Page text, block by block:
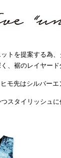
トを提案する為
、裾のレイヤー
モ先はシルバーエ
スタイリッシュに